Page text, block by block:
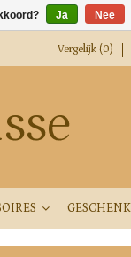
Vergelijk (0)
Ja Nee